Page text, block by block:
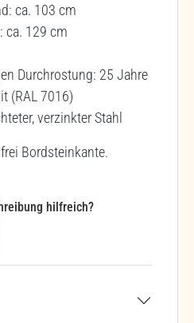
ca. 103 cm
ca. 129 cm
Durchrostung: 25 Jahre
(RAL 7016)
verzinkter Stahl
Bordsteinkante.
hilfreich?